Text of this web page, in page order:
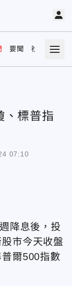
要聞 社會 娛樂
、標普指
07:10
降息後，投
巿今天收盤
爾500指數